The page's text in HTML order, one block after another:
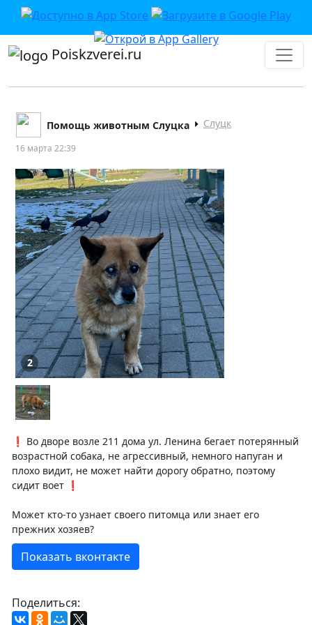
Poiskzverei.ru
Помощь животным Слуцка Слуцк
16 марта 22:39
2
❗️ Во дворе возле 211 дома ул. Ленина бегает потерянный
возрастной собака, не агрессивный, немного напуган и
плохо видит, не может найти дорогу обратно, поэтому
сидит воет ❗️
Может кто-то узнает своего питомца или знает его
прежних хозяев?
Показать вконтакте
Поделиться: